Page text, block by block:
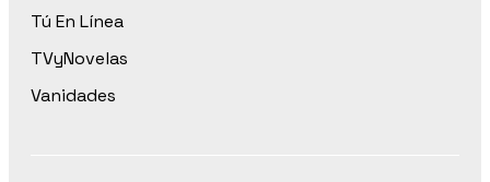
Tú En Línea
TVyNovelas
Vanidades